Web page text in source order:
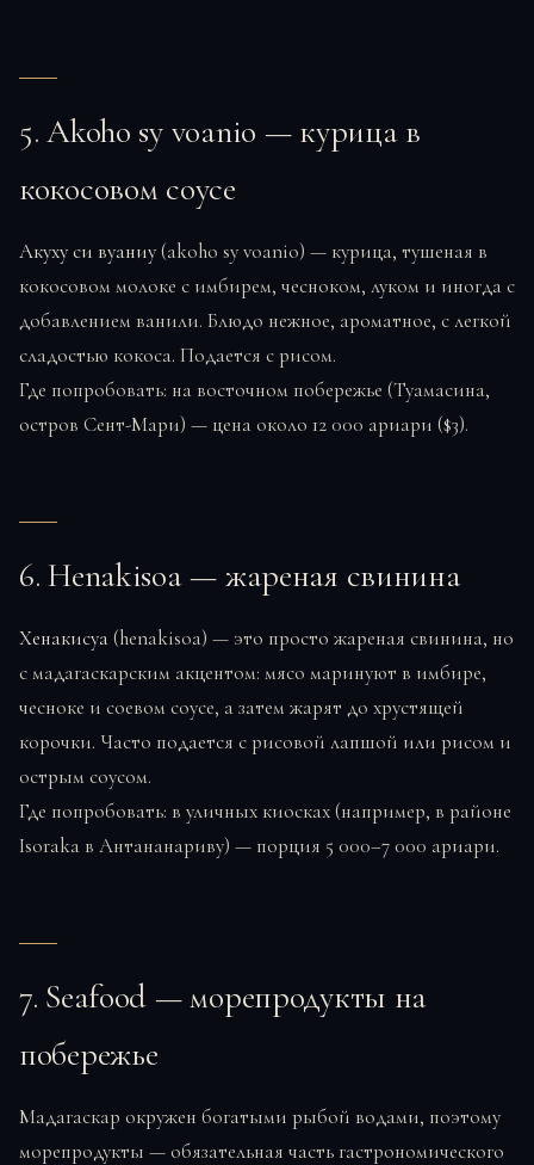
5. Akoho sy voanio — курица в
кокосовом соусе
Акуху си вуаниу(akoho sy voanio) — курица, тушеная в
кокосовом молоке с имбирем, чесноком, луком и иногда с
добавлением ванили. Блюдо нежное, ароматное, с легкой
сладостью кокоса. Подается с рисом.
Где попробовать: на восточном побережье (Туамасина,
остров Сент-Мари) — цена около 12 000 ариари ($3).
6. Henakisoa — жареная свинина
Хенакисуа(henakisoa) — это просто жареная свинина, но
с мадагаскарским акцентом: мясо маринуют в имбире,
чесноке и соевом соусе, а затем жарят до хрустящей
корочки. Часто подается с рисовой лапшой или рисом и
острым соусом.
Где попробовать: в уличных киосках (например, в районе
Isoraka в Антананариву) — порция 5 000–7 000 ариари.
7. Seafood — морепродукты на
побережье
Мадагаскар окружен богатыми рыбой водами, поэтому
морепродукты — обязательная часть гастрономического